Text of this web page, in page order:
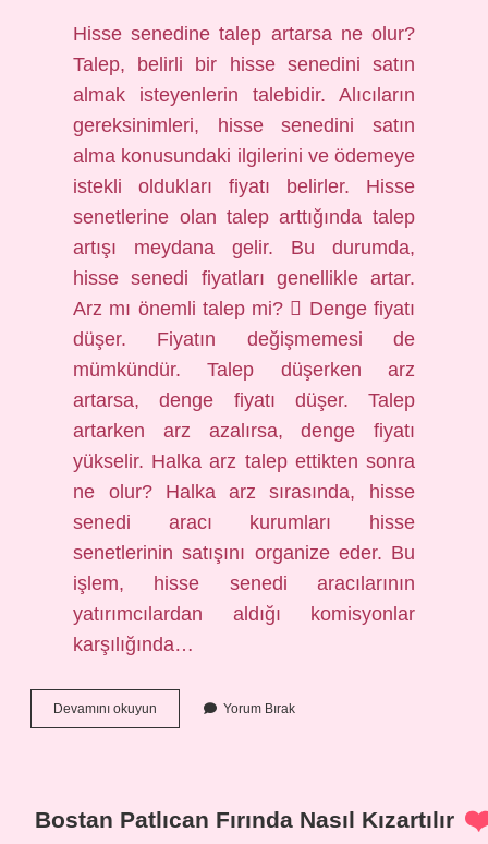
Hisse senedine talep artarsa ne olur?
Talep, belirli bir hisse senedini satın
almak isteyenlerin talebidir. Alıcıların
gereksinimleri, hisse senedini satın
alma konusundaki ilgilerini ve ödemeye
istekli oldukları fiyatı belirler. Hisse
senetlerine olan talep arttığında talep
artışı meydana gelir. Bu durumda,
hisse senedi fiyatları genellikle artar.
Arz mı önemli talep mi?  Denge fiyatı
düşer. Fiyatın değişmemesi de
mümkündür. Talep düşerken arz
artarsa, denge fiyatı düşer. Talep
artarken arz azalırsa, denge fiyatı
yükselir. Halka arz talep ettikten sonra
ne olur? Halka arz sırasında, hisse
senedi aracı kurumları hisse
senetlerinin satışını organize eder. Bu
işlem, hisse senedi aracılarının
yatırımcılardan aldığı komisyonlar
karşılığında…
Devamını okuyun
Artırım
Yorum Bırak
Bostan Patlıcan Fırında Nasıl Kızartılır